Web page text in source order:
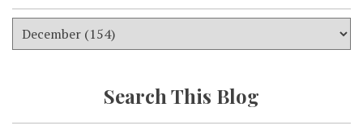
Search This Blog